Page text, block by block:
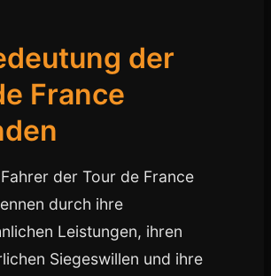
der
France
der Tour de France
durch ihre
Leistungen, ihren
Siegeswillen und ihre